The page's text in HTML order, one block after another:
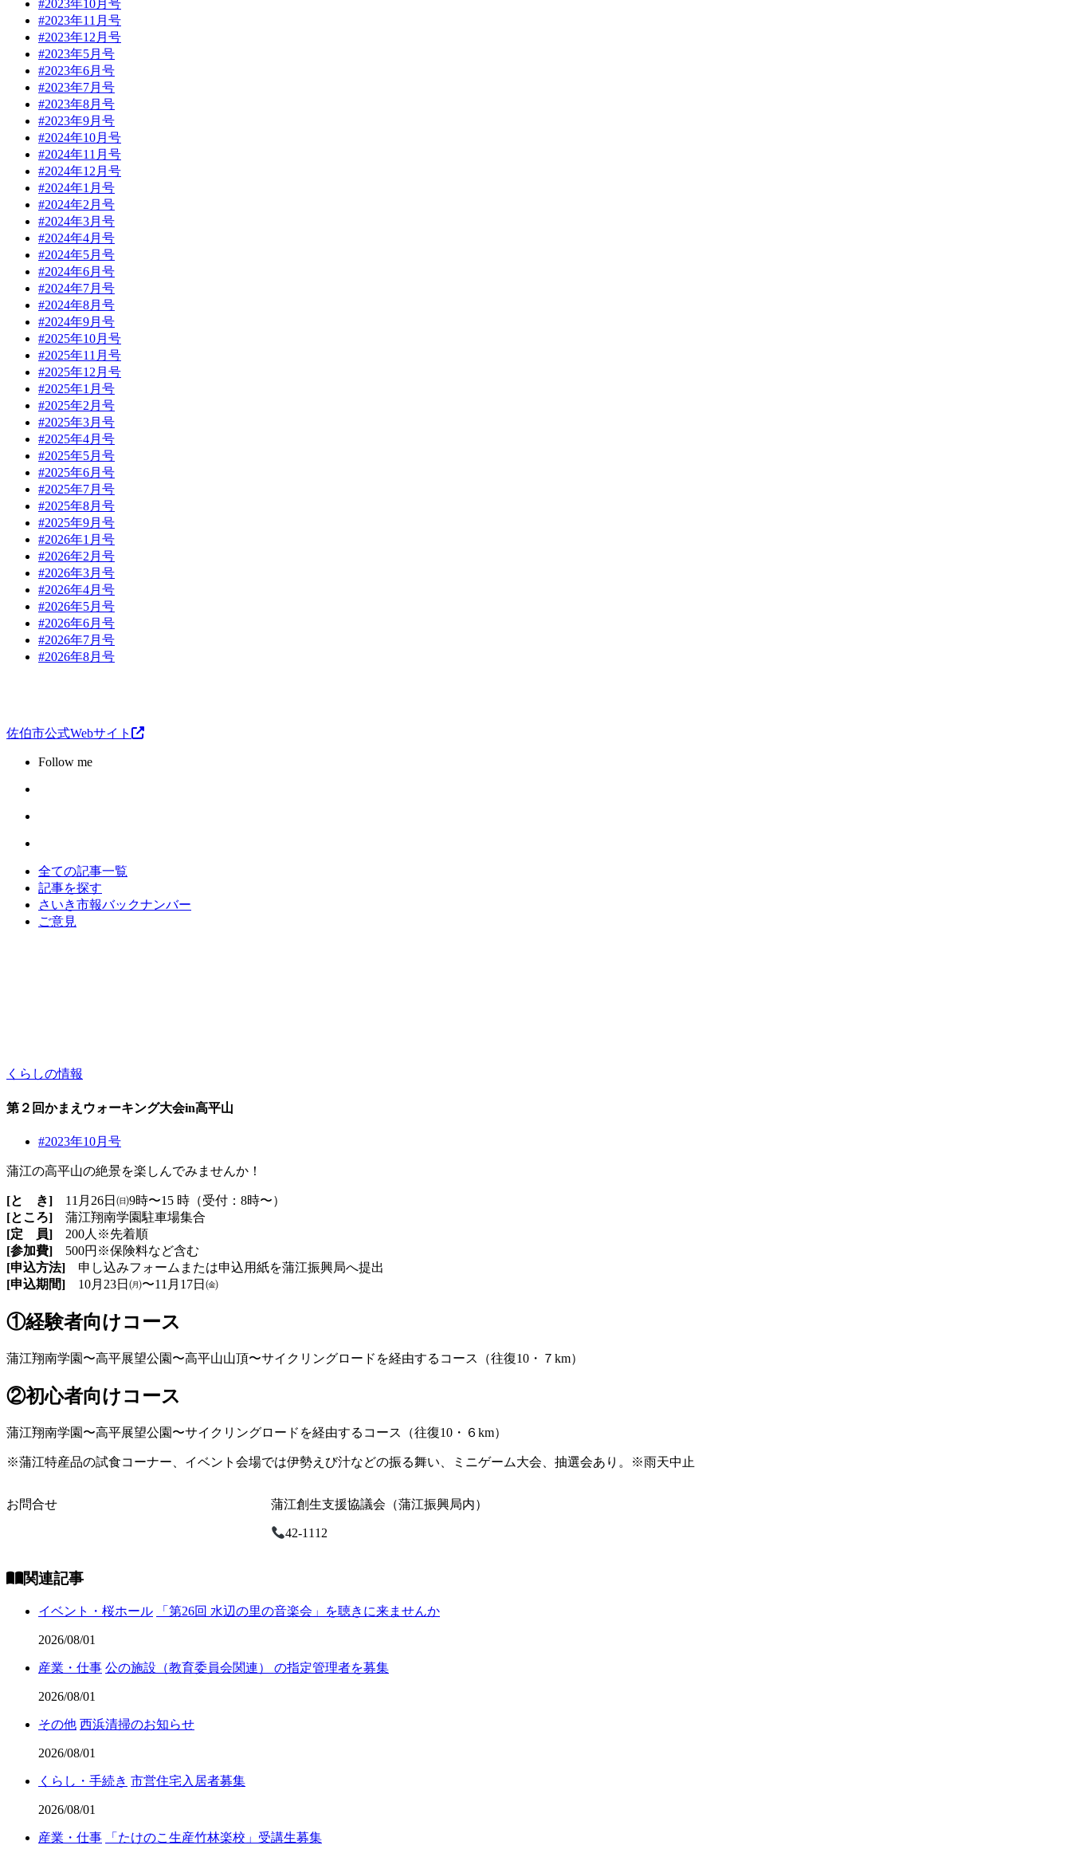
#2023年10月号
#2023年11月号
#2023年12月号
#2023年5月号
#2023年6月号
#2023年7月号
#2023年8月号
#2023年9月号
#2024年10月号
#2024年11月号
#2024年12月号
#2024年1月号
#2024年2月号
#2024年3月号
#2024年4月号
#2024年5月号
#2024年6月号
#2024年7月号
#2024年8月号
#2024年9月号
#2025年10月号
#2025年11月号
#2025年12月号
#2025年1月号
#2025年2月号
#2025年3月号
#2025年4月号
#2025年5月号
#2025年6月号
#2025年7月号
#2025年8月号
#2025年9月号
#2026年1月号
#2026年2月号
#2026年3月号
#2026年4月号
#2026年5月号
#2026年6月号
#2026年7月号
#2026年8月号
佐伯市公式Webサイト
Follow me
全ての記事一覧
記事を探す
さいき市報バックナンバー
ご意見
くらしの情報
第２回かまえウォーキング大会in高平山
#2023年10月号
蒲江の高平山の絶景を楽しんでみませんか！
[と き] 11月26日㈰9時〜15 時（受付：8時〜）
[ところ] 蒲江翔南学園駐車場集合
[定 員] 200人※先着順
[参加費] 500円※保険料など含む
[申込方法] 申し込みフォームまたは申込用紙を蒲江振興局へ提出
[申込期間] 10月23日㈪〜11月17日㈮
①経験者向けコース
蒲江翔南学園〜高平展望公園〜高平山山頂〜サイクリングロードを経由するコース（往復10・７km）
②初心者向けコース
蒲江翔南学園〜高平展望公園〜サイクリングロードを経由するコース（往復10・６km）
※蒲江特産品の試食コーナー、イベント会場では伊勢えび汁などの振る舞い、ミニゲーム大会、抽選会あり。※雨天中止
お問合せ 蒲江創生支援協議会（蒲江振興局内）
42-1112
関連記事
イベント・桜ホール 「第26回 水辺の里の音楽会」を聴きに来ませんか
2026/08/01
産業・仕事 公の施設（教育委員会関連） の指定管理者を募集
2026/08/01
その他 西浜清掃のお知らせ
2026/08/01
くらし・手続き 市営住宅入居者募集
2026/08/01
産業・仕事 「たけのこ生産竹林楽校」受講生募集